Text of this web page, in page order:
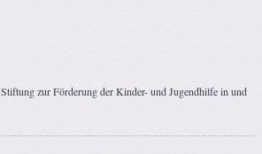
Stiftung zur Förderung der Kinder- und Jugendhilfe in und